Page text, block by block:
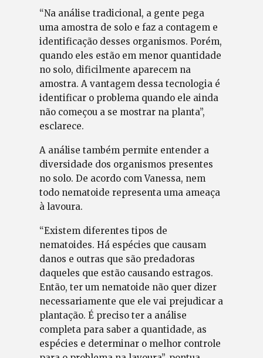
“Na análise tradicional, a gente pega
uma amostra de solo e faz a contagem e
identificação desses organismos. Porém,
quando eles estão em menor quantidade
no solo, dificilmente aparecem na
amostra. A vantagem dessa tecnologia é
identificar o problema quando ele ainda
não começou a se mostrar na planta”,
esclarece.
A análise também permite entender a
diversidade dos organismos presentes
no solo. De acordo com Vanessa, nem
todo nematoide representa uma ameaça
à lavoura.
“Existem diferentes tipos de
nematoides. Há espécies que causam
danos e outras que são predadoras
daqueles que estão causando estragos.
Então, ter um nematoide não quer dizer
necessariamente que ele vai prejudicar a
plantação. É preciso ter a análise
completa para saber a quantidade, as
espécies e determinar o melhor controle